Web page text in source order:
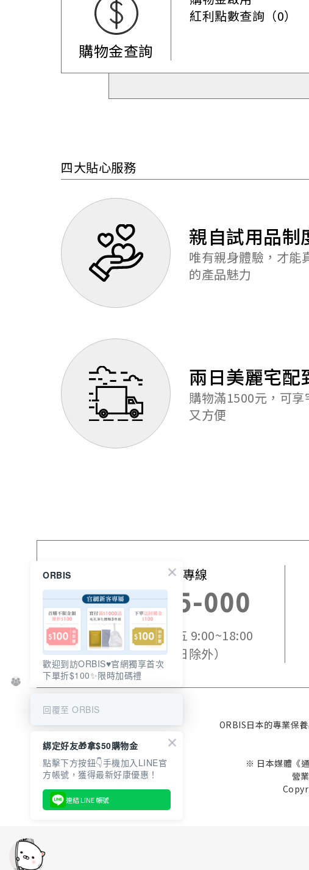
購物金查詢
紅利點數查詢（0）
四大貼心服務
親自試用品制
唯有親身體驗，才能
的產品魅力
兩日美麗宅配
購物滿1500元，可
又方便
免付費訂購專線
0800-525-000
服務時間：週一~週五 9:00~18:00
（國定假日除外）
ORBIS日本的專業保
※ 日本媒體《
營
ORBIS
歡迎到訪ORBIS♥️官網獨享首次
下單折$100✨限時加碼禮
回覆至 ORBIS
綁定好友🎁拿$50購物金
點擊下方按鈕👇手機加入LINE官
連結 LINE 帳號